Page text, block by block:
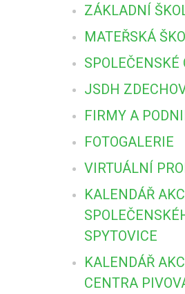
ZÁKLADNÍ
MATEŘSKÁ
SPOLEČENSKÉ
JSDH
FIRMY A
FOTOGALERIE
VIRTUÁLNÍ
KALENDÁŘ
SPYTOVICE
KALENDÁŘ
CENTRA